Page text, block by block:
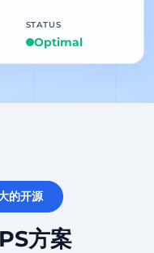
STATUS
Optimal
的开源
方案